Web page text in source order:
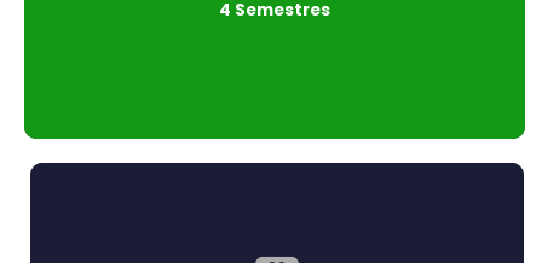
4 Semestres
Título: Especialista en Periodoncia